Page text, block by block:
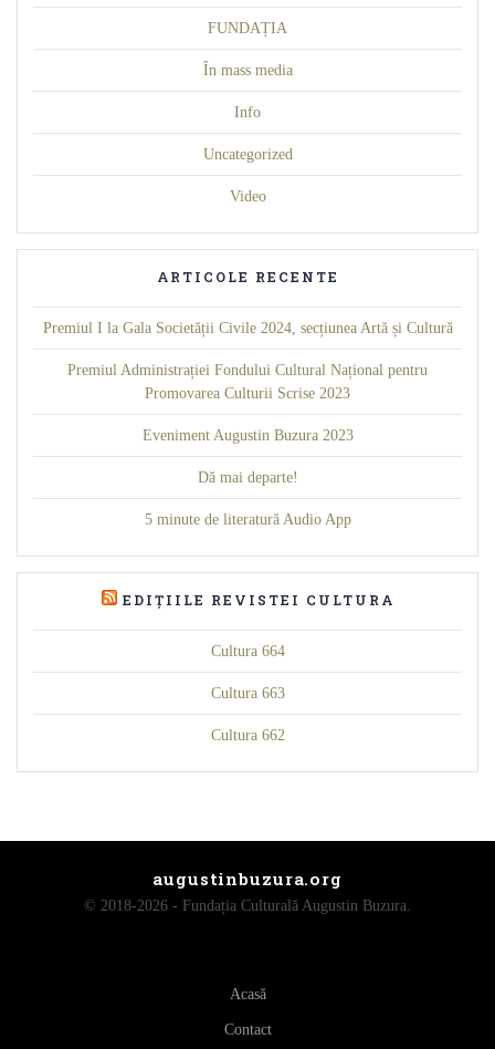
FUNDAȚIA
În mass media
Info
Uncategorized
Video
ARTICOLE RECENTE
Premiul I la Gala Societății Civile 2024, secțiunea Artă și Cultură
Premiul Administrației Fondului Cultural Național pentru
Promovarea Culturii Scrise 2023
Eveniment Augustin Buzura 2023
Dă mai departe!
5 minute de literatură Audio App
EDIȚIILE REVISTEI CULTURA
Cultura 664
Cultura 663
Cultura 662
augustinbuzura.org
© 2018-2026 - Fundația Culturală Augustin Buzura.
Acasă
Contact